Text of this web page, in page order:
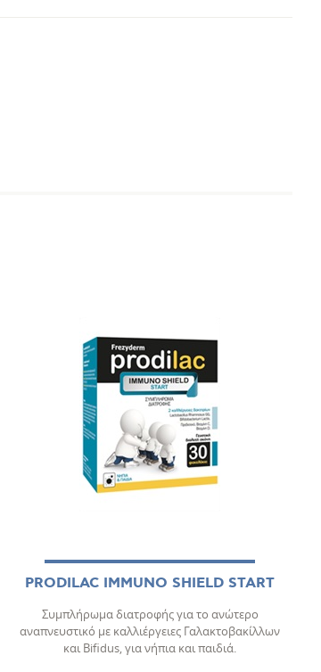
PRODILAC IMMUNO SHIELD START
Συμπλήρωμα διατροφής για το ανώτερο
αναπνευστικό με καλλιέργειες Γαλακτοβακίλλων
και Bifidus, για νήπια και παιδιά.